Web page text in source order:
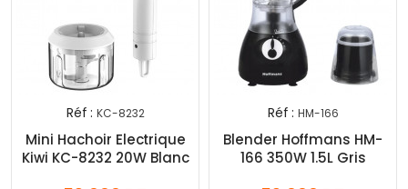
Réf : KC-8232
Mini Hachoir Electrique
Kiwi KC-8232 20W Blanc
Réf : HM-166
Blender Hoffmans HM-
166 350W 1.5L Gris